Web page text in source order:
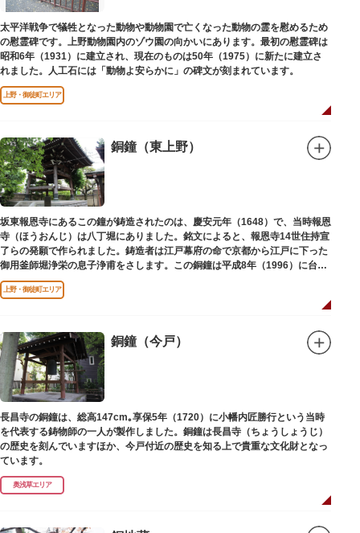
太平洋戦争で犠牲となった動物や動物園で亡くなった動物の霊を慰めるため
の慰霊碑です。上野動物園内のゾウ園の向かいにあります。最初の慰霊碑は
昭和6年（1931）に建立され、現在のものは50年（1975）に新たに建立さ
れました。人工石には「動物よ安らかに」の碑文が刻まれています。
上野・御徒町エリア
銅鐘（東上野）
坂東報恩寺にあるこの鐘が鋳造されたのは、慶安元年（1648）で、当時報恩
寺（ほうおんじ）は八丁堀にありました。銘文によると、報恩寺14世住持宣
了らの発願で作られました。鋳造者は江戸幕府の命で京都から江戸に下った
御用釜師堀浄栄の息子浄甫をさします。この銅鐘は平成8年（1996）に台東
区有形文化財として登載されました。
上野・御徒町エリア
銅鐘（今戸）
長昌寺の銅鐘は、総高147cm｡享保5年（1720）に小幡内匠勝行という当時
を代表する鋳物師の一人が製作しました。銅鐘は長昌寺（ちょうしょうじ）
の歴史を刻んでいますほか、今戸付近の歴史を知る上で貴重な文化財となっ
ています。
奥浅草エリア